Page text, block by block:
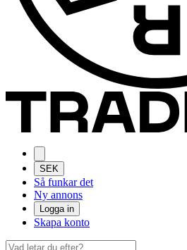
SEK
Så funkar det
Ny annons
Logga in
Skapa konto